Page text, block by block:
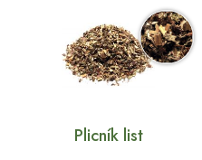
Plicník list